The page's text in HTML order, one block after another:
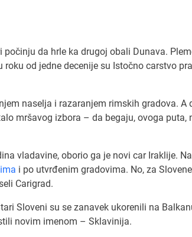
da hrle ka drugoj obali Dunava.
od jedne decenije su Istočno carstvo
naselja i razaranjem rimskih gradova. A
mršavog izbora – da begaju, ovoga puta,
vladavine, oborio ga je novi car Iraklije.
i po utvrđenim gradovima. No, za
Carigrad.
Sloveni su se zanavek ukorenili na
novim imenom – Sklavinija.